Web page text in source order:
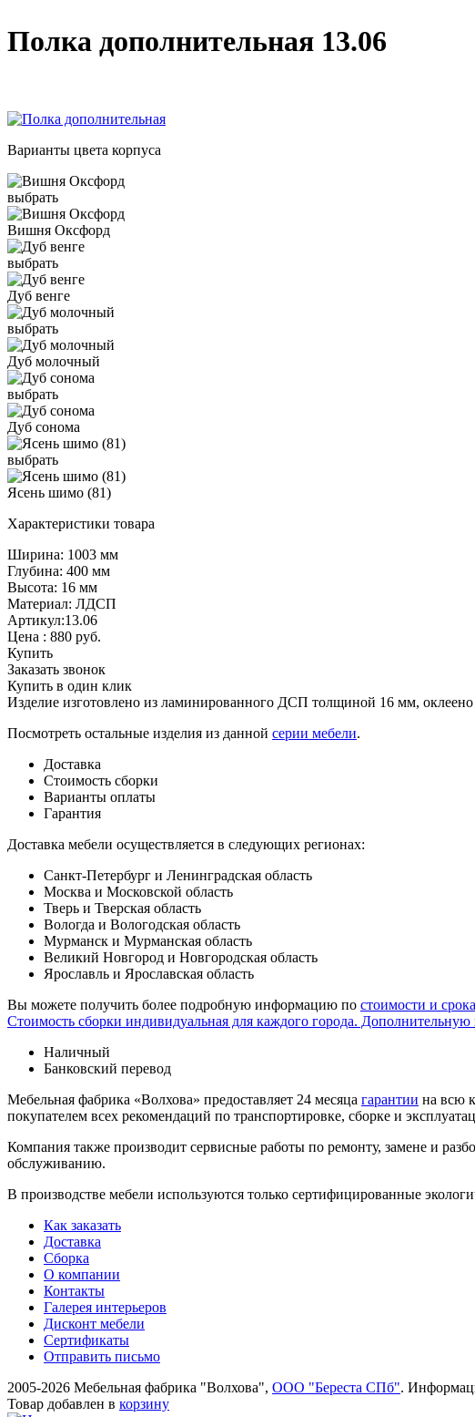
Полка дополнительная 13.06
Варианты цвета корпуса
выбрать
Вишня Оксфорд
выбрать
Дуб венге
выбрать
Дуб молочный
выбрать
Дуб сонома
выбрать
Ясень шимо (81)
Характеристики товара
Ширина: 1003 мм
Глубина: 400 мм
Высота: 16 мм
Материал: ЛДСП
Артикул:13.06
Цена : 880 руб.
Купить
Заказать звонок
Купить в один клик
Изделие изготовлено из ламинированного ДСП толщиной 16 мм,
Посмотреть остальные изделия из данной серии мебели.
Доставка
Стоимость сборки
Варианты оплаты
Гарантия
Доставка мебели осуществляется в следующих регионах:
Санкт-Петербург и Ленинградская область
Москва и Московской область
Тверь и Тверская область
Вологда и Вологодская область
Мурманск и Мурманская область
Великий Новгород и Новгородская область
Ярославль и Ярославская область
Вы можете получить более подробную информацию по стоимости и
Стоимость сборки индивидуальная для каждого города.
Наличный
Банковский перевод
Мебельная фабрика «Волхова» предоставляет 24 месяца гарантии на всю
покупателем всех рекомендаций по транспорти­ровке, сборке и
Компания также производит сервисные работы по ремонту, замене и
обслуживанию.
В производстве мебели используются только сертифицированные
Как заказать
Доставка
Сборка
О компании
Контакты
Галерея интерьеров
Дисконт мебели
Сертификаты
Отправить письмо
2005-2026 Мебельная фабрика "Волхова", ООО "Береста СПб".
Товар добавлен в корзину